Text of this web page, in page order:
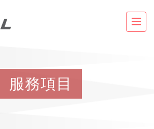
服務項目